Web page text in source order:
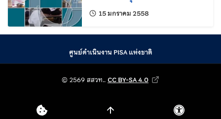
15 มกราคม 2558แก้ไขล่าสุดเมื่อ:
ศูนย์ดำเนินงาน PISA แห่งชาติ
© 2569 สสวท.. CC BY-SA 4.0
Creative Commons Attribution-